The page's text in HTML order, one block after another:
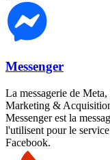
Messenger
La messagerie de
Marketing &
Messenger est la
l'utilisent pour le
Facebook.